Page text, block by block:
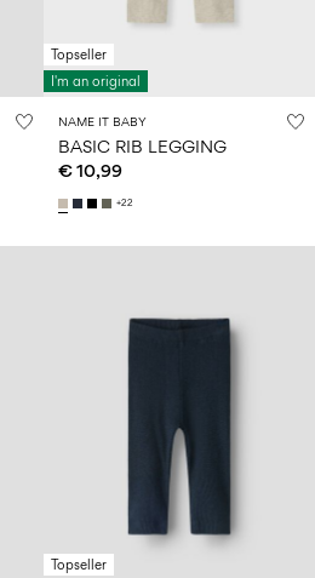
Topseller
I'm an original
NAME IT BABY
BASIC RIB LEGGING
€ 10,99
+22
Topseller